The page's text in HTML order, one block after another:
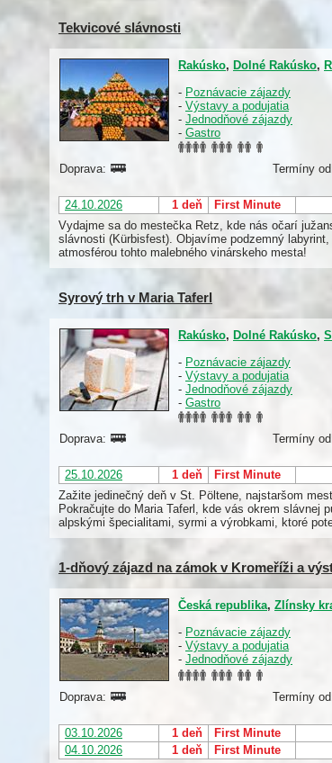
Tekvicové slávnosti
Rakúsko, Dolné Rakúsko,
- Poznávacie zájazdy
- Výstavy a podujatia
- Jednodňové zájazdy
- Gastro
Doprava:
Termíny
24.10.2026 1 deň First Minute
Vydajme sa do mestečka Retz, kde nás očarí
slávnosti (Kürbisfest). Objavíme podzemný
atmosférou tohto malebného vinárskeho mesta!
Syrový trh v Maria Taferl
Rakúsko, Dolné Rakúsko,
- Poznávacie zájazdy
- Výstavy a podujatia
- Jednodňové zájazdy
- Gastro
Doprava:
Termíny
25.10.2026 1 deň First Minute
Zažite jedinečný deň v St. Pöltene, najstaršom
Pokračujte do Maria Taferl, kde vás okrem slávnej
alpskými špecialitami, syrmi a výrobkami, ktoré
1-dňový zájazd na zámok v Kromeříži a
Česká republika, Zlínsky
- Poznávacie zájazdy
- Výstavy a podujatia
- Jednodňové zájazdy
Doprava:
Termíny
03.10.2026 1 deň First Minute
04.10.2026
1 deň First Minute